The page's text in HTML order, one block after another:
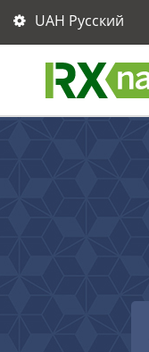
UAH Русский